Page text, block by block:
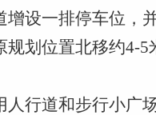
设一排停车位，
规划位置北移约4-5
行道和步行小广